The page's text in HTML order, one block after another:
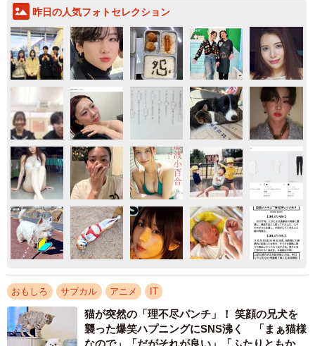
昨日の人気フォトセレクション
おもしろ サブカル アニメ IT
猫が突然の「理不尽パンチ」！ 笑顔の兄犬を
襲った爆笑ハプニングにSNS沸く 「まぁ猫様